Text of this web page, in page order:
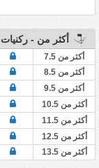
أكثر من - ركنيات
أكثر من 7.5
أكثر من 8.5
أكثر من 9.5
أكثر من 10.5
أكثر من 11.5
أكثر من 12.5
أكثر من 13.5